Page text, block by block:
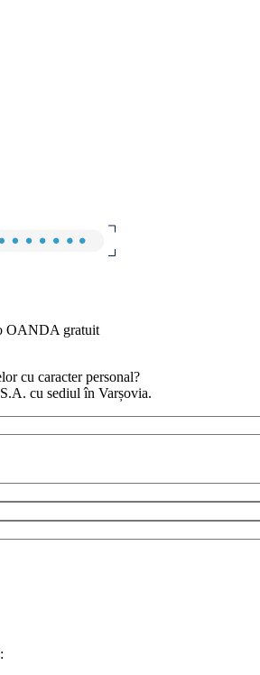
OANDA gratuit
cu caracter personal?
cu sediul în Varșovia.